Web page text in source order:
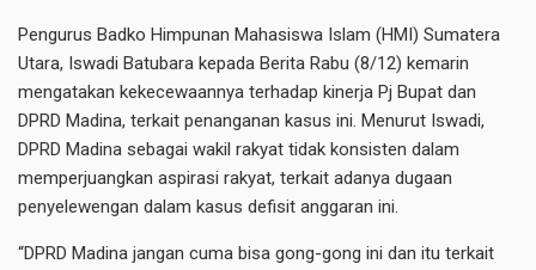
Pengurus Badko Himpunan Mahasiswa Islam (HMI) Sumatera
Utara, Iswadi Batubara kepada Berita Rabu (8/12) kemarin
mengatakan kekecewaannya terhadap kinerja Pj Bupat dan
DPRD Madina, terkait penanganan kasus ini. Menurut Iswadi,
DPRD Madina sebagai wakil rakyat tidak konsisten dalam
memperjuangkan aspirasi rakyat, terkait adanya dugaan
penyelewengan dalam kasus defisit anggaran ini.
“DPRD Madina jangan cuma bisa gong-gong ini dan itu terkait